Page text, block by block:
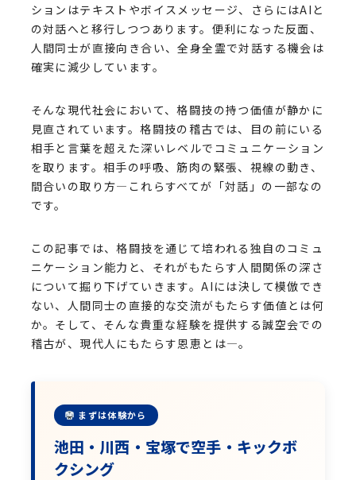
ションはテキストやボイスメッセージ、さらにはAIと
の対話へと移行しつつあります。便利になった反面、
人間同士が直接向き合い、全身全霊で対話する機会は
確実に減少しています。
そんな現代社会において、格闘技の持つ価値が静かに
見直されています。格闘技の稽古では、目の前にいる
相手と言葉を超えた深いレベルでコミュニケーション
を取ります。相手の呼吸、筋肉の緊張、視線の動き、
間合いの取り方—これらすべてが「対話」の一部なの
です。
この記事では、格闘技を通じて培われる独自のコミュ
ニケーション能力と、それがもたらす人間関係の深さ
について掘り下げていきます。AIには決して模倣でき
ない、人間同士の直接的な交流がもたらす価値とは何
か。そして、そんな貴重な経験を提供する誠空会での
稽古が、現代人にもたらす恩恵とは—。
まずは体験から
池田・川西・宝塚で空手・キックボ
クシング